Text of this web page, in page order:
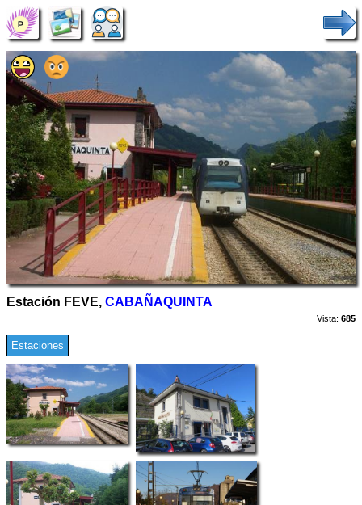
Estación FEVE, CABAÑAQUINTA
Vista: 685
Estaciones